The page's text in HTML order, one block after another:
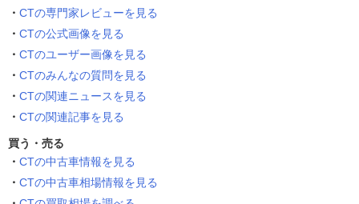
CTの専門家レビューを見る
CTの公式画像を見る
CTのユーザー画像を見る
CTのみんなの質問を見る
CTの関連ニュースを見る
CTの関連記事を見る
買う・売る
CTの中古車情報を見る
CTの中古車相場情報を見る